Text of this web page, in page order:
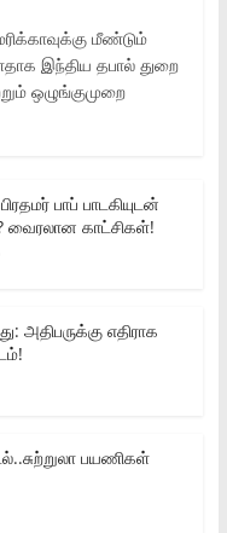
மீண்டும்
இந்திய தபால் துறை
ஒழுங்குமுறை
பாப் பாடகியுடன்
வைரலான காட்சிகள்!
அதிபருக்கு எதிராக
பயணிகள்